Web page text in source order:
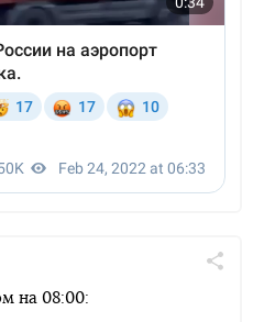
на 08:00: